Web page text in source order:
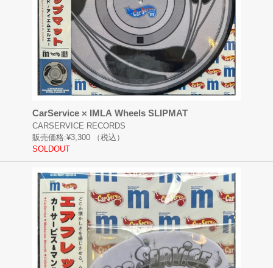
CarService × IMLA Wheels SLIPMAT
CARSERVICE RECORDS
販売価格:¥3,300
（税込）
SOLDOUT